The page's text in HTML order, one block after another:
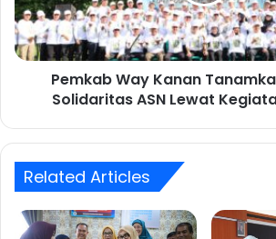
H
a
d
R
o
W
a
y
a
n
Pemkab Way Kanan
Solidaritas ASN Lewat
Related Articles